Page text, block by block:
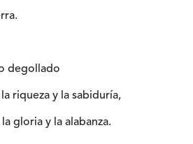
degollado
riqueza y la sabiduría,
gloria y la alabanza.